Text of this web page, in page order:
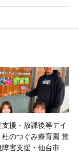
支援・放課後等デイ
杜のつぐみ療育園 荒
害支援・仙台市若